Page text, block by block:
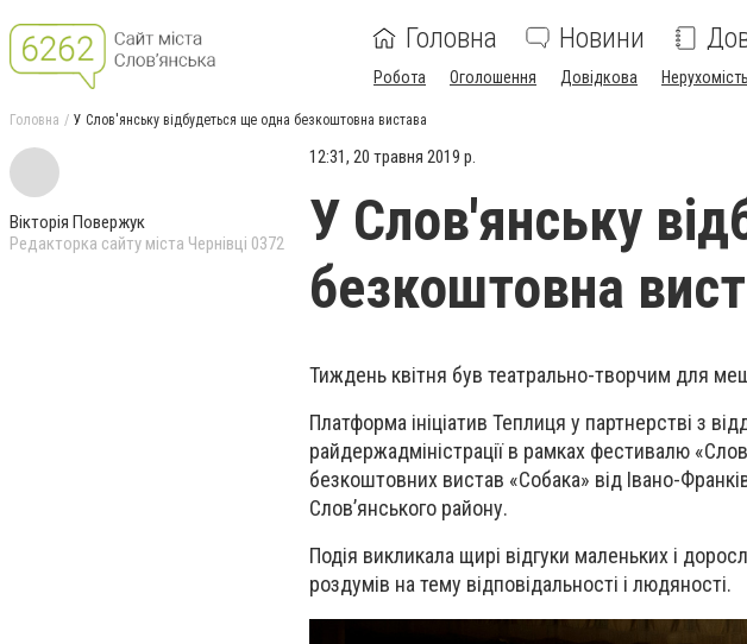
Головна Новини
Робота Оголошення Довідкова Нерухомість
Головна У Слов'янську відбудеться ще одна безкоштовна вистава
Вікторія Повержук
Редакторка сайту міста Чернівці 0372
12:31, 20 травня 2019 р.
У Слов'янську
безкоштовна
Тиждень квітня був театрально-творчим для
Платформа ініціатив Теплиця у партнерстві з
райдержадміністраціїв рамках фестивалю
безкоштовних вистав «Собака» від Івано-
Слов’янського району.
Подія викликала щирі відгуки маленьких і
роздумів на тему відповідальності і людяності.